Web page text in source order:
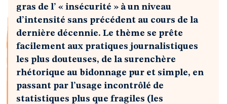
gras de l’ « insécurité » à un niveau
d’intensité sans précédent au cours de la
dernière décennie. Le thème se prête
facilement aux pratiques journalistiques
les plus douteuses, de la surenchère
rhétorique au bidonnage pur et simple, en
passant par l’usage incontrôlé de
statistiques plus que fragiles (les